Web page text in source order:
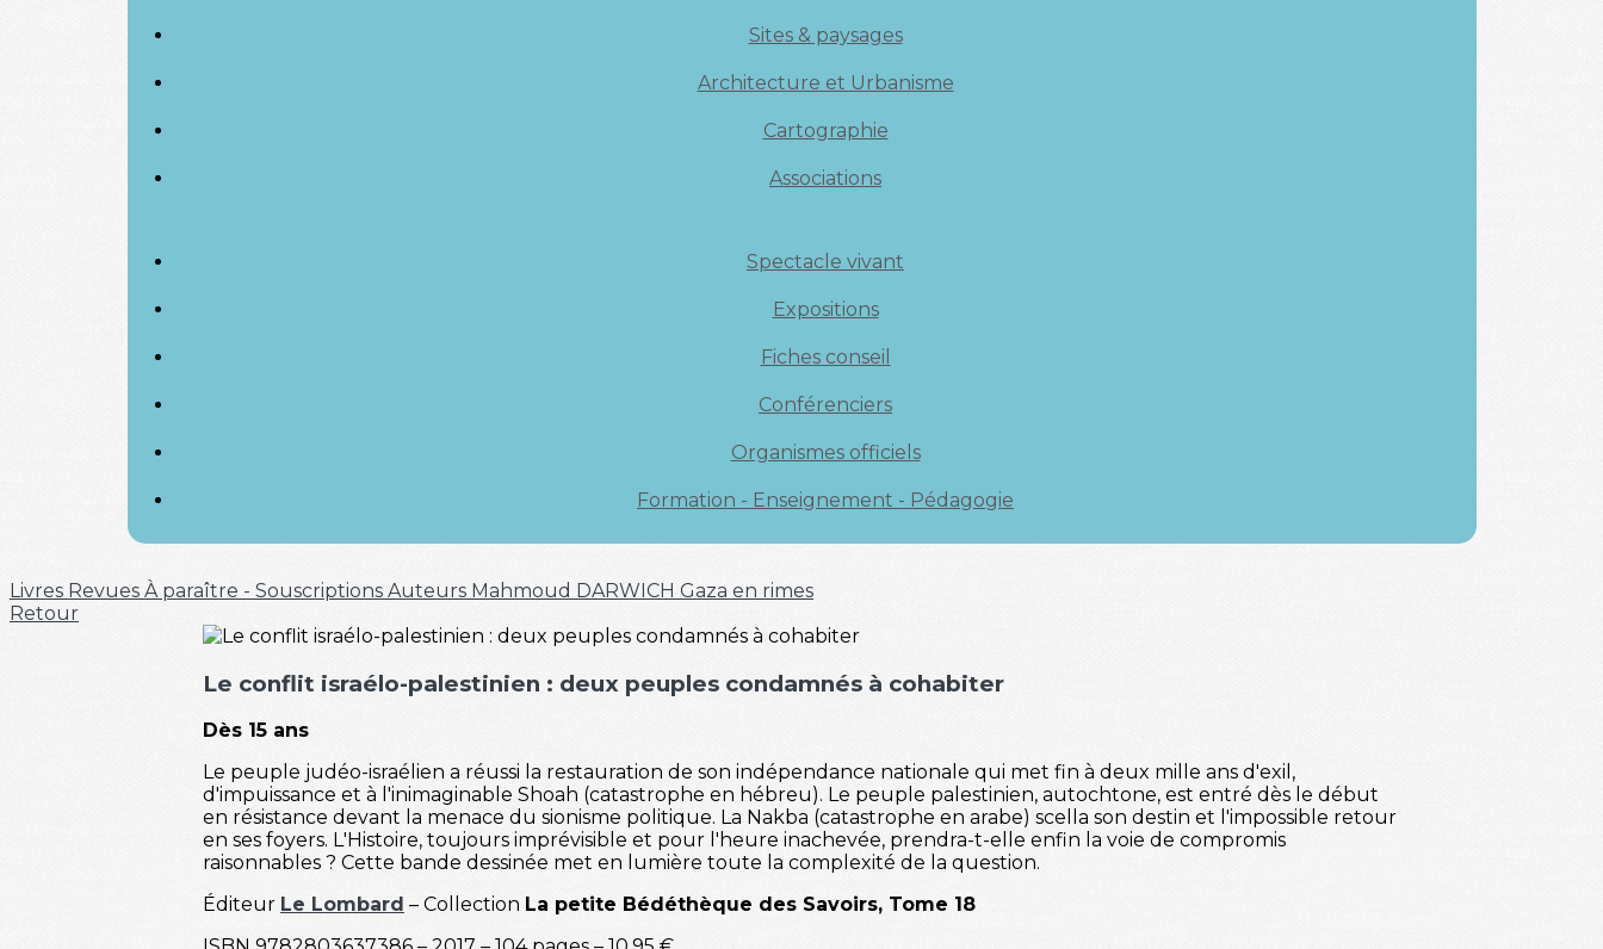
Sites & paysages
Architecture et Urbanisme
Cartographie
Associations
Spectacle vivant
Expositions
Fiches conseil
Conférenciers
Organismes officiels
Formation - Enseignement - Pédagogie
Livres Revues À paraître - Souscriptions Auteurs Mahmoud DARWICH Gaza en rimes
Retour
Le conflit israélo-palestinien : deux peuples condamnés à cohabiter
Dès 15 ans
Le peuple judéo-israélien a réussi la restauration de son indépendance nationale qui met fin à deux mille ans d'exil,
d'impuissance et à l'inimaginable Shoah (catastrophe en hébreu). Le peuple palestinien, autochtone, est entré dès le début
en résistance devant la menace du sionisme politique. La Nakba (catastrophe en arabe) scella son destin et l'impossible retour
en ses foyers. L'Histoire, toujours imprévisible et pour l'heure inachevée, prendra-t-elle enfin la voie de compromis
raisonnables ? Cette bande dessinée met en lumière toute la complexité de la question.
Éditeur Le Lombard – Collection La petite Bédéthèque des Savoirs, Tome 18